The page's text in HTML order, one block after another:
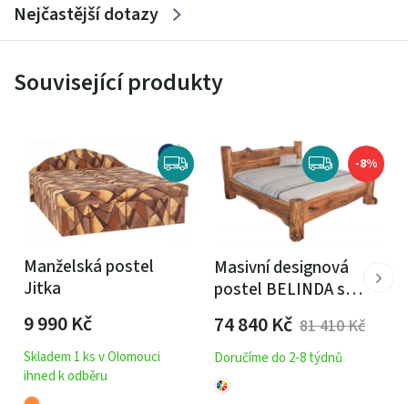
Nejčastější dotazy
Související produkty
Manželská postel
Jitka
9 990Kč
Skladem 1 ks v Olomouci
ihned k odběru
-8%
Masivní designová
postel BELINDA s
úložným prostorem z
jilmového dřeva
74 840Kč 81 410Kč
Doručíme do 2-8 týdnů